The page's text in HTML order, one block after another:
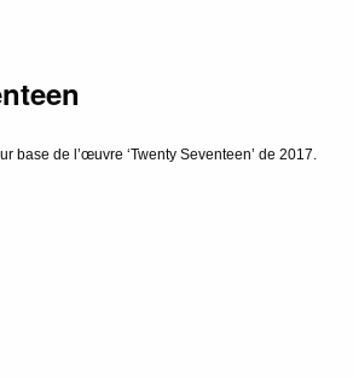
base de l’œuvre ‘Twenty Seventeen’ de 2017.